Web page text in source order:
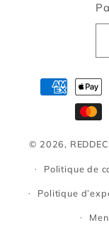
Moyens
de
paiement
© 2026,
Politique de
Politique